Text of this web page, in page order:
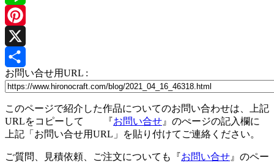
Line
Pinterest
X
共
お問い合せ用URL :
このページで紹介した作品についてのお問い合わせは、上記
URLをコピーして 『お問い合せ 』のぺージの記入欄に
上記「お問い合せ用URL」を貼り付けてご連絡ください。
ご質問、見積依頼、ご注文についても『お問い合せ 』のペー